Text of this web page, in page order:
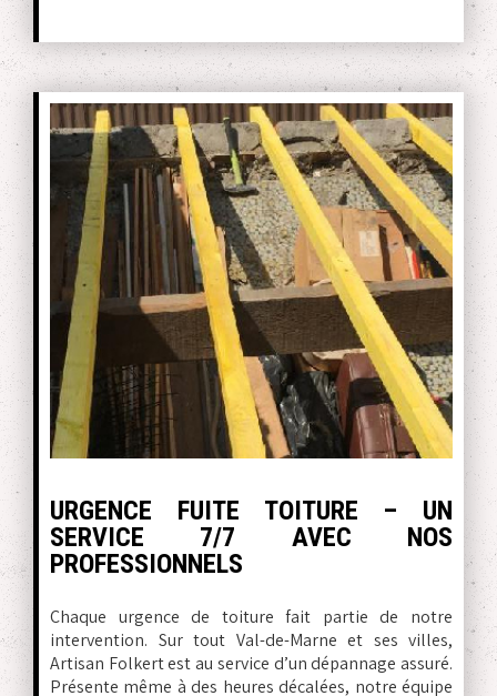
URGENCE FUITE TOITURE – UN
SERVICE 7/7 AVEC NOS
PROFESSIONNELS
Chaque urgence de toiture fait partie de notre
intervention. Sur tout Val-de-Marne et ses villes,
Artisan Folkert est au service d’un dépannage assuré.
Présente même à des heures décalées, notre équipe